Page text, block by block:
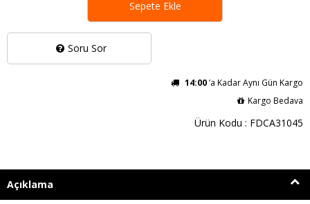
Soru Sor
14:00’a Kadar Aynı Gün Kargo
Kargo Bedava
Ürün Kodu : FDCA31045
Sepete Ekle
Açıklama